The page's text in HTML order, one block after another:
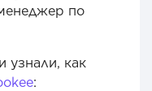
по
узнали, как
: